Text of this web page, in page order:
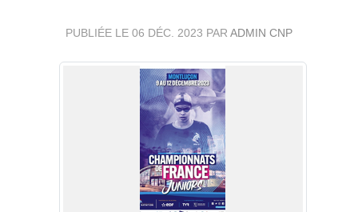
PUBLIÉE LE 06 DÉC. 2023 PAR ADMIN CNP